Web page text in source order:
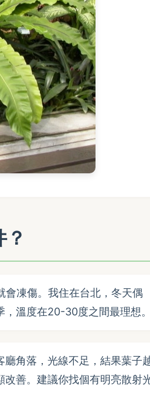
會凍傷。我住在台北，冬天偶
，溫度在20-30度之間最理想
角落，光線不足，結果葉子
善。建議你找個有明亮散射